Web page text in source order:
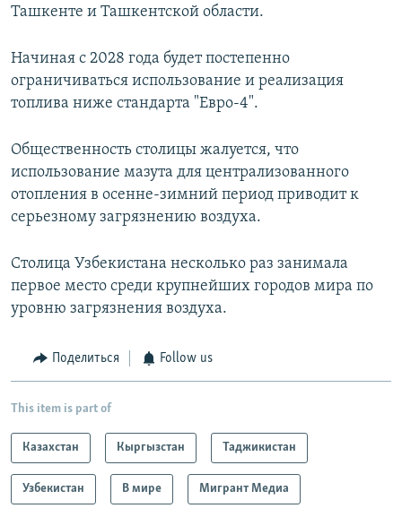
Ташкенте и Ташкентской области.
Начиная с 2028 года будет постепенно
ограничиваться использование и реализация
топлива ниже стандарта "Евро-4".
Общественность столицы жалуется, что
использование мазута для централизованного
отопления в осенне-зимний период приводит к
серьезному загрязнению воздуха.
Столица Узбекистана несколько раз занимала
первое место среди крупнейших городов мира по
уровню загрязнения воздуха.
Поделиться Follow us
This item is part of
Казахстан Кыргызстан Таджикистан
Узбекистан В мире Мигрант Медиа